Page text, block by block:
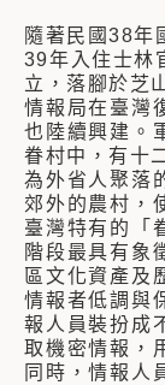
隨著民國38年
39年入住士林
立，落腳於芝
情報局在臺灣
也陸續興建。
眷村中，有十
為外省人聚落
郊外的農村，
臺灣特有的「
階段最具有象
區文化資產及
情報者低調與
報人員裝扮成
取機密情報，
同時，情報人